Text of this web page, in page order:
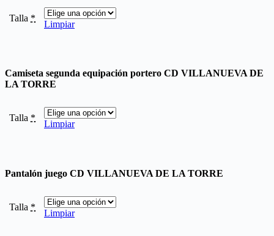
Talla *
Limpiar
Camiseta segunda equipación portero CD VILLANUEVA DE
LA TORRE
Talla *
Limpiar
Pantalón juego CD VILLANUEVA DE LA TORRE
Talla *
Limpiar